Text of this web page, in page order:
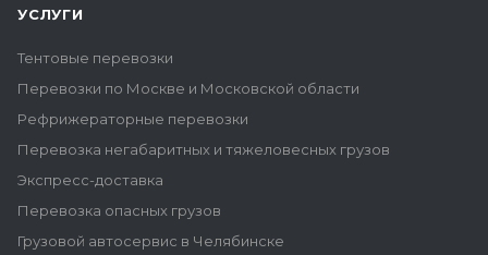
УСЛУГИ
Тентовые перевозки
Перевозки по Москве и Московской области
Рефрижераторные перевозки
Перевозка негабаритных и тяжеловесных грузов
Экспресс-доставка
Перевозка опасных грузов
Грузовой автосервис в Челябинске